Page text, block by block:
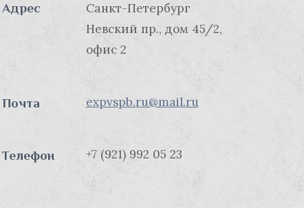
Адрес
Санкт-Петербург
Невский пр., дом 45/2,
офис 2
Почта expvspb.ru@mail.ru
Телефон +7 (921) 992 05 23